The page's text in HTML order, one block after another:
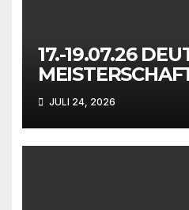
17.-19.07.26
inJULI 24, 2026